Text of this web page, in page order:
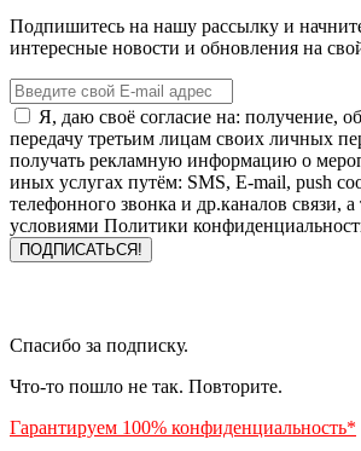
Подпишитесь на нашу рассылку и
интересные новости и обновления на
Я, даю своё согласие на: получение,
передачу третьим лицам своих личных
получать рекламную информацию о
иных услугах путём: SMS, E-mail, push
телефонного звонка и др.каналов связи,
условиями Политики
Спасибо за подписку.
Что-то пошло не так. Повторите.
Гарантируем 100% конфиденциальность*